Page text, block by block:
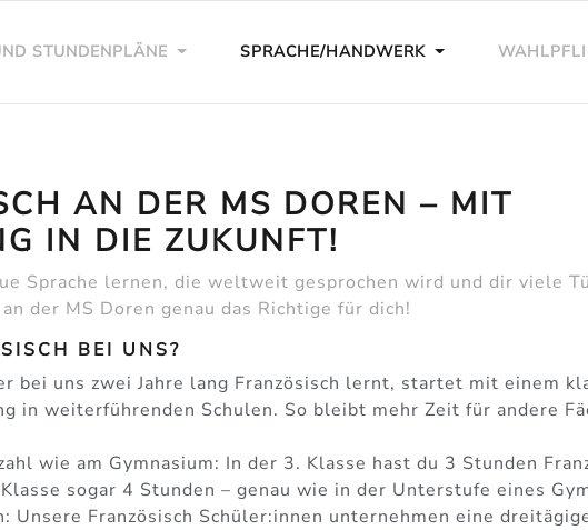
STUNDENPLÄNE SPRACHE/HANDWERK
AN DER MS DOREN – MIT
IN DIE ZUKUNFT!
Sprache lernen, die weltweit gesprochen wird und dir viele
der MS Doren genau das Richtige für dich!
BEI UNS?
bei uns zwei Jahre lang Französisch lernt, startet mit einem
in weiterführenden Schulen. So bleibt mehr Zeit für andere
wie am Gymnasium: In der 3. Klasse hast du 3 Stunden
sogar 4 Stunden – genau wie in der Unterstufe eines
Unsere Französisch Schüler:innen unternehmen eine